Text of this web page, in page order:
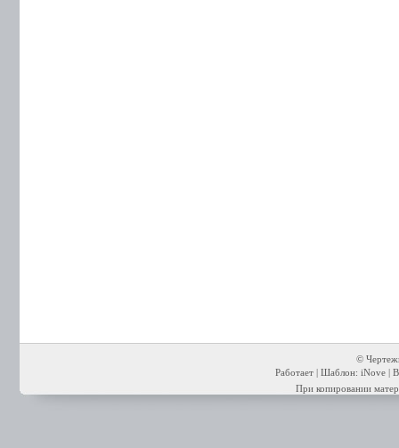
©
Работает | Шаблон: iNove |
При копировании